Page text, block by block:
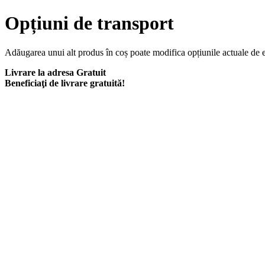
Opțiuni de transport
Adăugarea unui alt produs în coș poate modifica opțiunile actuale de
Livrare la adresa Gratuit
Beneficiaţi de livrare gratuită!